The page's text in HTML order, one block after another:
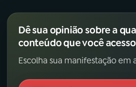
Dê sua opinião sobre a
conteúdo que você
Escolha sua manifestação em